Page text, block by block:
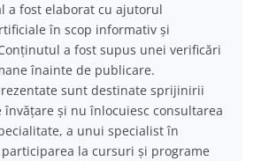
a fost elaborat cu ajutorul
în scop informativ și
a fost supus unei verificări
înainte de publicare.
sunt destinate sprijinirii
învățare și nu înlocuiesc consultarea
a unui specialist în
la cursuri și programe